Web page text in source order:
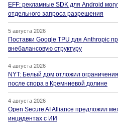
EFF: рекламные SDK для Android
отдельного запроса разрешения
5 августа 2026
Поставки Google TPU для Anthropic
внебалансовую структуру
4 августа 2026
NYT: Белый дом отложил
после спора в Кремниевой долине
4 августа 2026
Open Secure AI Alliance предложил
инцидентах с ИИ